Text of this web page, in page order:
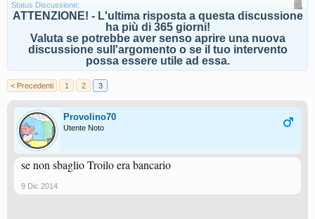
Status Discussione:
ATTENZIONE! - L'ultima risposta a questa discussione
ha più di 365 giorni!
Valuta se potrebbe aver senso aprire una nuova
discussione sull'argomento o se il tuo intervento
possa essere utile ad essa.
< Precedenti 1 2 3
Provolino70
Utente Noto
se non sbaglio Troilo era bancario
9 Dic 2014